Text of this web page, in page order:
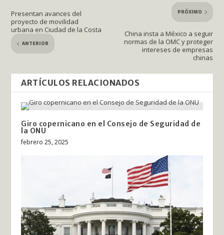
Presentan avances del
proyecto de movilidad
urbana en Ciudad de la Costa
ANTERIOR
PRÓXIMO
China insta a México a seguir
normas de la OMC y proteger
intereses de empresas
chinas
ARTÍCULOS RELACIONADOS
Giro copernicano en el Consejo de Seguridad de
la ONU
febrero 25, 2025